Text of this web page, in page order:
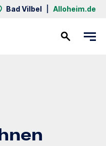
Bad Vilbel Alloheim.de